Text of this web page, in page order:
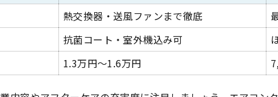
熱交換器・送風ファンまで徹底
抗菌コート・室外機込み可
1.3万円〜1.6万円